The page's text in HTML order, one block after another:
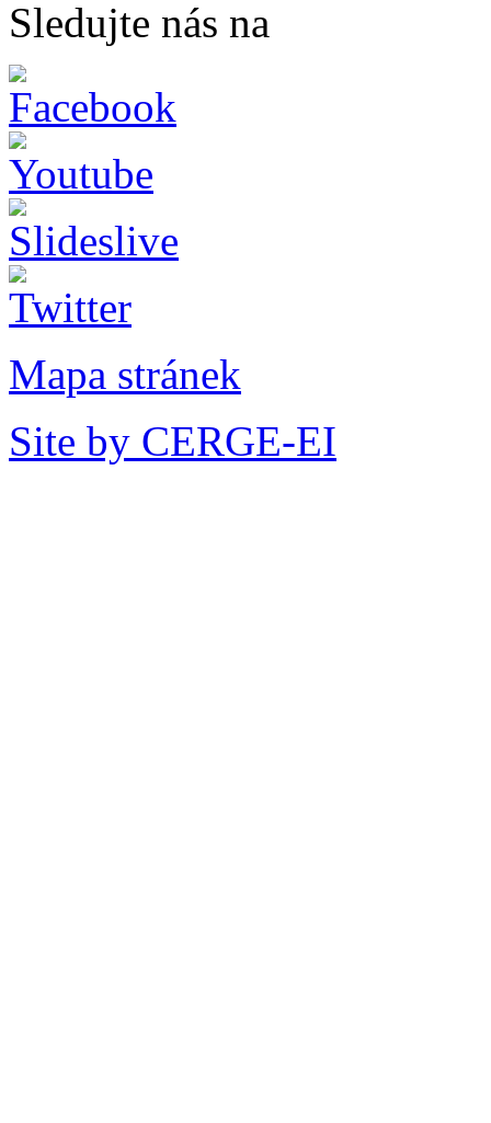
Sledujte nás na
Mapa stránek
Site by CERGE-EI